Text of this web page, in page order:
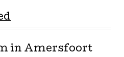
in Amersfoort